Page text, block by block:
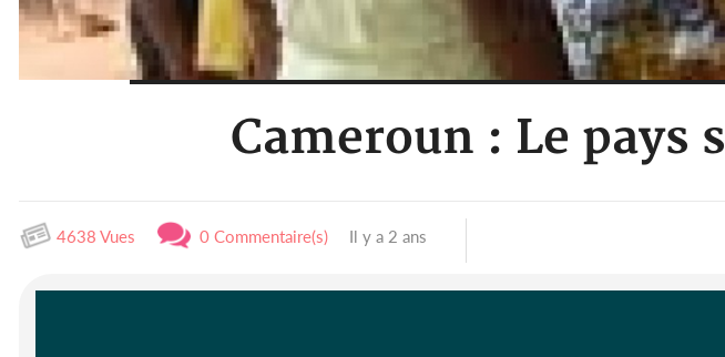
Cameroun : Le
4638 Vues 0 Commentaire(s) Il y a 2 ans